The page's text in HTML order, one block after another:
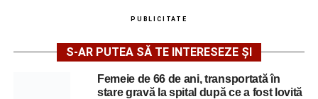
PUBLICITATE
S-AR PUTEA SĂ TE INTERESEZE ȘI
Femeie de 66 de ani, transportată în
stare gravă la spital după ce a fost lovită